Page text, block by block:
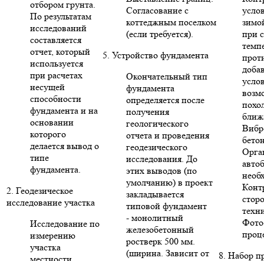
отбором грунта.
По результатам
исследований
составляется
отчет, который
используется
при расчетах
несущей
способности
фундамента и на
основании
которого
делается вывод о
типе
фундамента.
2. Геодезическое
исследование участка
Исследование по
измерению
участка
Согласование с
коттеджным поселком
(если требуется).
5. Устройство фундамента
Окончательный тип
фундамента
определяется после
получения
геологического
отчета и проведения
геодезического
исследования. До
этих выводов (по
умолчанию) в проект
закладывается
типовой фундамент
- монолитный
железобетонный
ростверк 500 мм.
(ширина. Зависит от
при
8. Набор